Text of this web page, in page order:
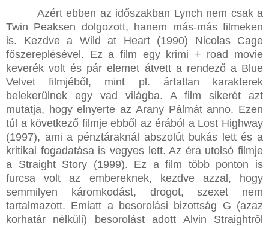
Azért ebben az időszakban Lynch nem csak a
Twin Peaksen dolgozott, hanem más-más filmeken
is. Kezdve a Wild at Heart (1990) Nicolas Cage
főszereplésével. Ez a film egy krimi + road movie
keverék volt és pár elemet átvett a rendező a Blue
Velvet filmjéből, mint pl. ártatlan karakterek
belekerülnek egy vad világba. A film sikerét azt
mutatja, hogy elnyerte az Arany Pálmát anno. Ezen
túl a következő filmje ebből az érából a Lost Highway
(1997), ami a pénztáraknál abszolút bukás lett és a
kritikai fogadatása is vegyes lett. Az éra utolsó filmje
a Straight Story (1999). Ez a film több ponton is
furcsa volt az embereknek, kezdve azzal, hogy
semmilyen káromkodást, drogot, szexet nem
tartalmazott. Emiatt a besorolási bizottság G (azaz
korhatár nélküli) besorolást adott Alvin Straightről